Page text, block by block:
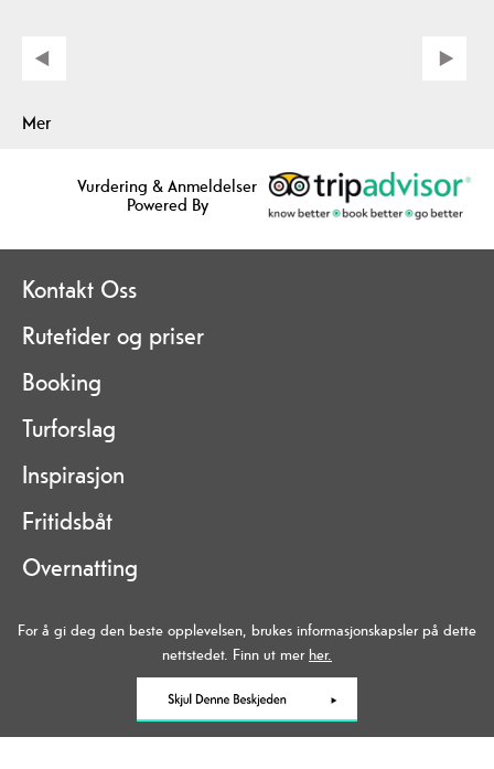
For å gi deg den beste opplevelsen, brukes informasjonskapsler på dette
nettstedet. Finn ut mer her.
Mer
Vurdering & Anmeldelser
Powered By
Kontakt Oss
Rutetider og priser
Booking
Turforslag
Inspirasjon
Fritidsbåt
Overnatting
Data Protection Policy